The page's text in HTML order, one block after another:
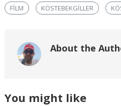
FILM
KÖSTEBEKGILLER
About the
You might like